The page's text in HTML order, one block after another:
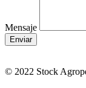
Mensaje
Enviar
© 2022 Stock